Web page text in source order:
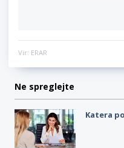
Vir: ERAR
Ne spreglejte
Katera